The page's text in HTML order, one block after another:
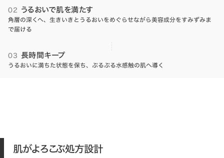
02 うるおいで肌を満たす
角層の深くへ、生きいきとうるおいをめぐらせながら美容成分をすみずみま
で届ける
03 長時間キープ
うるおいに満ちた状態を保ち、ぷるぷる水感触の肌へ導く
肌がよろこぶ処方設計